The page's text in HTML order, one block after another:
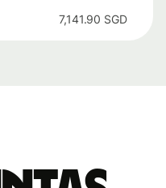
7,141.90 SGD